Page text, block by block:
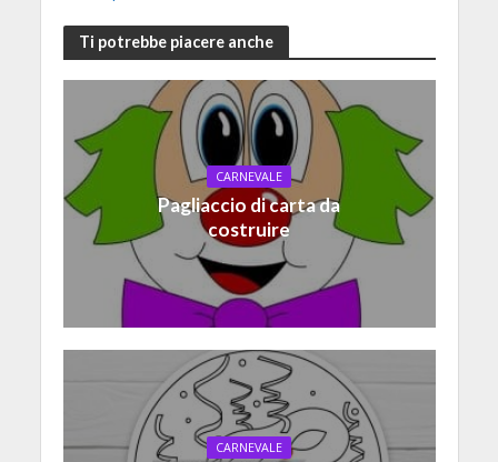
Ti potrebbe piacere anche
CARNEVALE
Pagliaccio di carta da
costruire
CARNEVALE